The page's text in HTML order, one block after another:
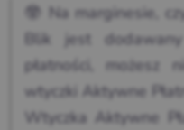
🤓 Na marginesie,
Blik jest
płatności, możesz
wtyczki Aktywne
Wtyczka Aktywne